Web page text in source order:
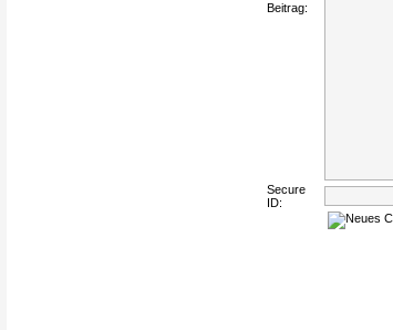
Beitrag:
Secure
ID: